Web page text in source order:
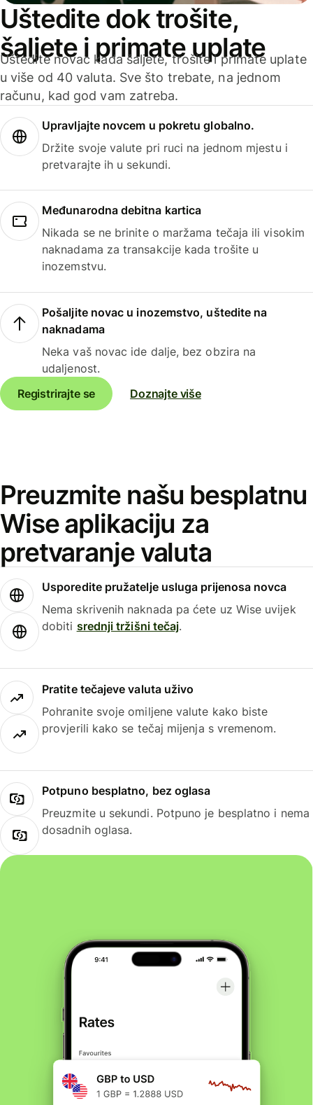
Uštedite dok trošite,
šaljete i primate uplate
Uštedite novac kada šaljete, trošite i primate uplate
u više od 40 valuta. Sve što trebate, na jednom
računu, kad god vam zatreba.
Upravljajte novcem u pokretu globalno.
Držite svoje valute pri ruci na jednom mjestu i
pretvarajte ih u sekundi.
Međunarodna debitna kartica
Nikada se ne brinite o maržama tečaja ili visokim
naknadama za transakcije kada trošite u
inozemstvu.
Pošaljite novac u inozemstvo, uštedite na
naknadama
Neka vaš novac ide dalje, bez obzira na
udaljenost.
Registrirajte se
Doznajte više
Preuzmite našu besplatnu
Wise aplikaciju za
pretvaranje valuta
Usporedite pružatelje usluga prijenosa novca
Nema skrivenih naknada pa ćete uz Wise uvijek
dobiti srednji tržišni tečaj.
Pratite tečajeve valuta uživo
Pohranite svoje omiljene valute kako biste
provjerili kako se tečaj mijenja s vremenom.
Potpuno besplatno, bez oglasa
Preuzmite u sekundi. Potpuno je besplatno i nema
dosadnih oglasa.